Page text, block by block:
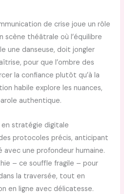
de crise joue un rôle
scène théâtrale où l’équilibre
une danseuse, doit jongler
pour que l’ombre des
la confiance plutôt qu’à la
habile explore les nuances,
authentique.
stratégie digitale
protocoles précis, anticipant
avec une profondeur humaine.
– ce souffle fragile – pour
la traversée, tout en
en ligne avec délicatesse.